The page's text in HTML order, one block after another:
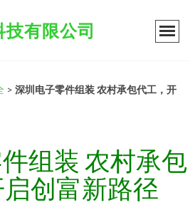
有限公司
> 深圳电子零件组装 农村承包代工，开
组装 农村承包
创富新路径